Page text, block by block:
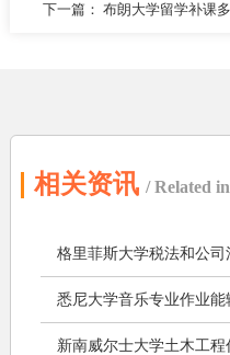
下一篇： 布朗大学留学补课
相关资讯 / Related
格里菲斯大学税法和公司
悉尼大学音乐专业作业能
新南威尔士大学土木工程